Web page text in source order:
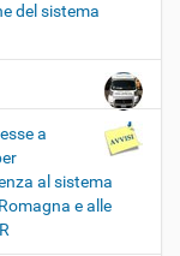
del sistema
a
al sistema
e alle